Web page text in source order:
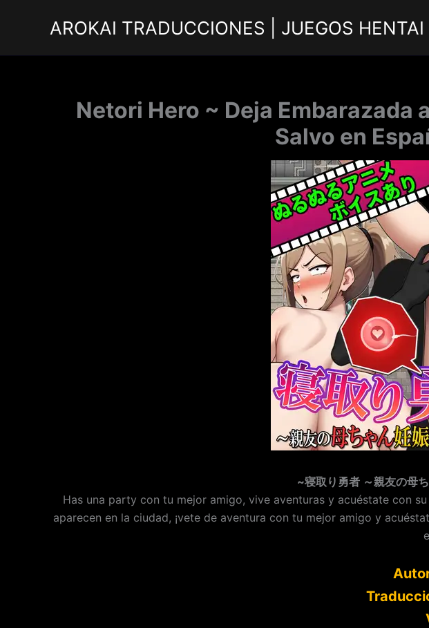
AROKAI TRADUCCIONES | JUEGOS HENTAI
Netori Hero ~ Deja Embarazada
Salvo en
~寝取り勇者 ～親友の母
Has una party con tu mejor amigo, vive aventuras y acuéstate con
aparecen en la ciudad, ¡vete de aventura con tu mejor amigo y